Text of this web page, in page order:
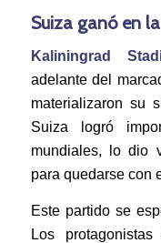
Suiza ganó en
Kaliningrad
adelante del
materializaron su
Suiza logró
mundiales, lo dio
para quedarse con
Este partido se
Los